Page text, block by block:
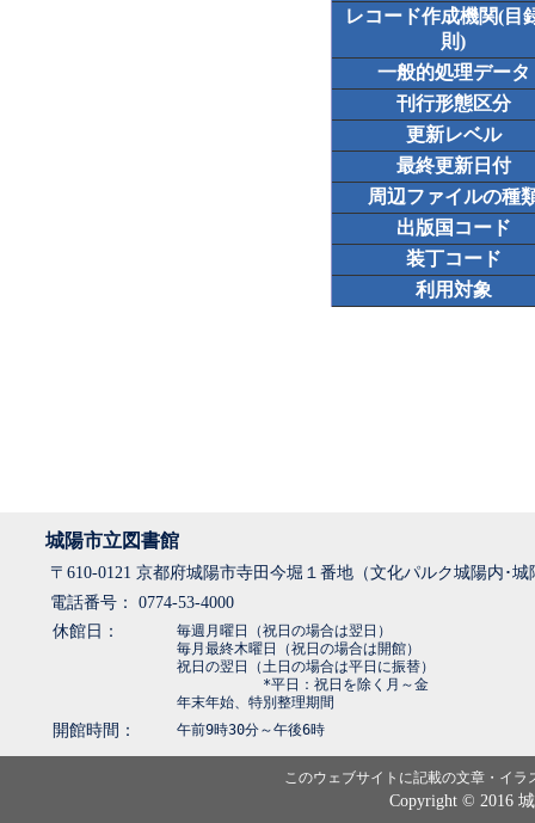
レコード作成機関(目
則)
一般的処理データ
刊行形態区分
更新レベル
最終更新日付
周辺ファイルの種
出版国コード
装丁コード
利用対象
城陽市立図書館
〒610-0121 京都府城陽市寺田今堀１番地（文化パルク城陽内･
電話番号： 0774-53-4000
休館日：
毎週月曜日（祝日の場合は翌日）
毎月最終木曜日（祝日の場合は開館）
祝日の翌日（土日の場合は平日に振替）
*平日：祝日を除く月～金
年末年始、特別整理期間
開館時間： 午前9時30分～午後6時
このウェブサイトに記載の文章・イ
Copyright © 2016